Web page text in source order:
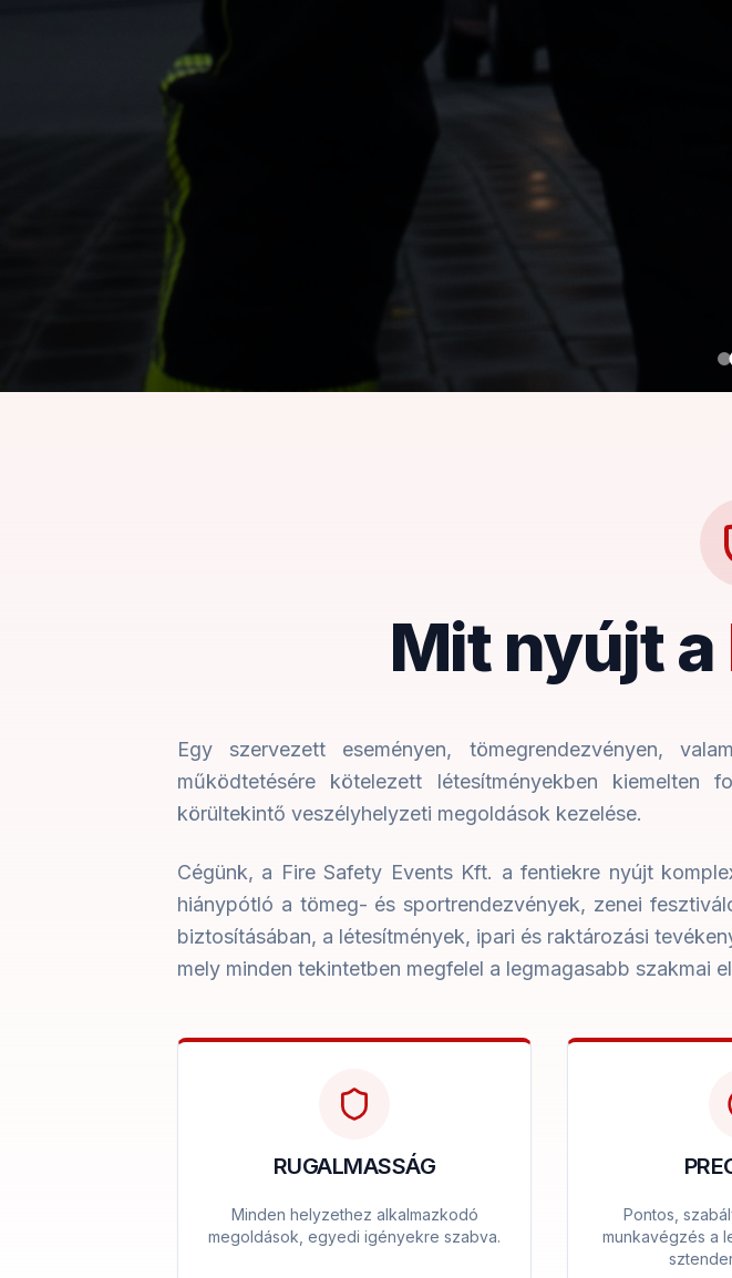
Mit nyújt a
Egy szervezett eseményen, tömegrendezvényen,
működtetésére kötelezett létesítményekben
körültekintő veszélyhelyzeti megoldások kezelése.
Cégünk, a Fire Safety Events Kft. a fentiekre nyújt
hiánypótló a tömeg- és sportrendezvények, zenei
biztosításában, a létesítmények, ipari és raktározási
mely minden tekintetben megfelel a legmagasabb szakmai
RUGALMASSÁG
Minden helyzethez alkalmazkodó
megoldások, egyedi igényekre szabva.
Pontos,
munkavégzés a